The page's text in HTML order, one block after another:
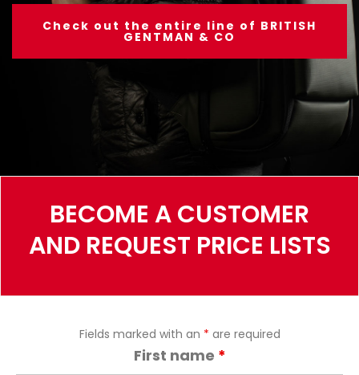
Check out the entire line of BRITISH
GENTMAN & CO
BECOME A CUSTOMER
AND REQUEST PRICE LISTS
Fields marked with an * are required
First name *